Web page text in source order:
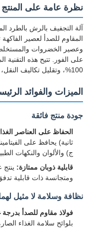
نظرة عامة على المنتج
آلة التجفيف بالرش بالطرد
المقاوم للصدأ لعصير
وعصير الخضروات
على الفور. تتيح هذه
100%، وتقليل تكاليف النقل، وإطالة العمر الافتراضي للمنتج.
الميزات والفوائد
جودة منتج فائقة
الحفاظ على العناصر
ثانية) يحافظ على
ج) والألوان والنكهات
قابلية ذوبان ممتازة:
ومتجانسة ذات قابلية
نظافة وسلامة لا مثيل
فولاذ مقاوم للصدأ بدرجة
بلوائح سلامة الغذاء